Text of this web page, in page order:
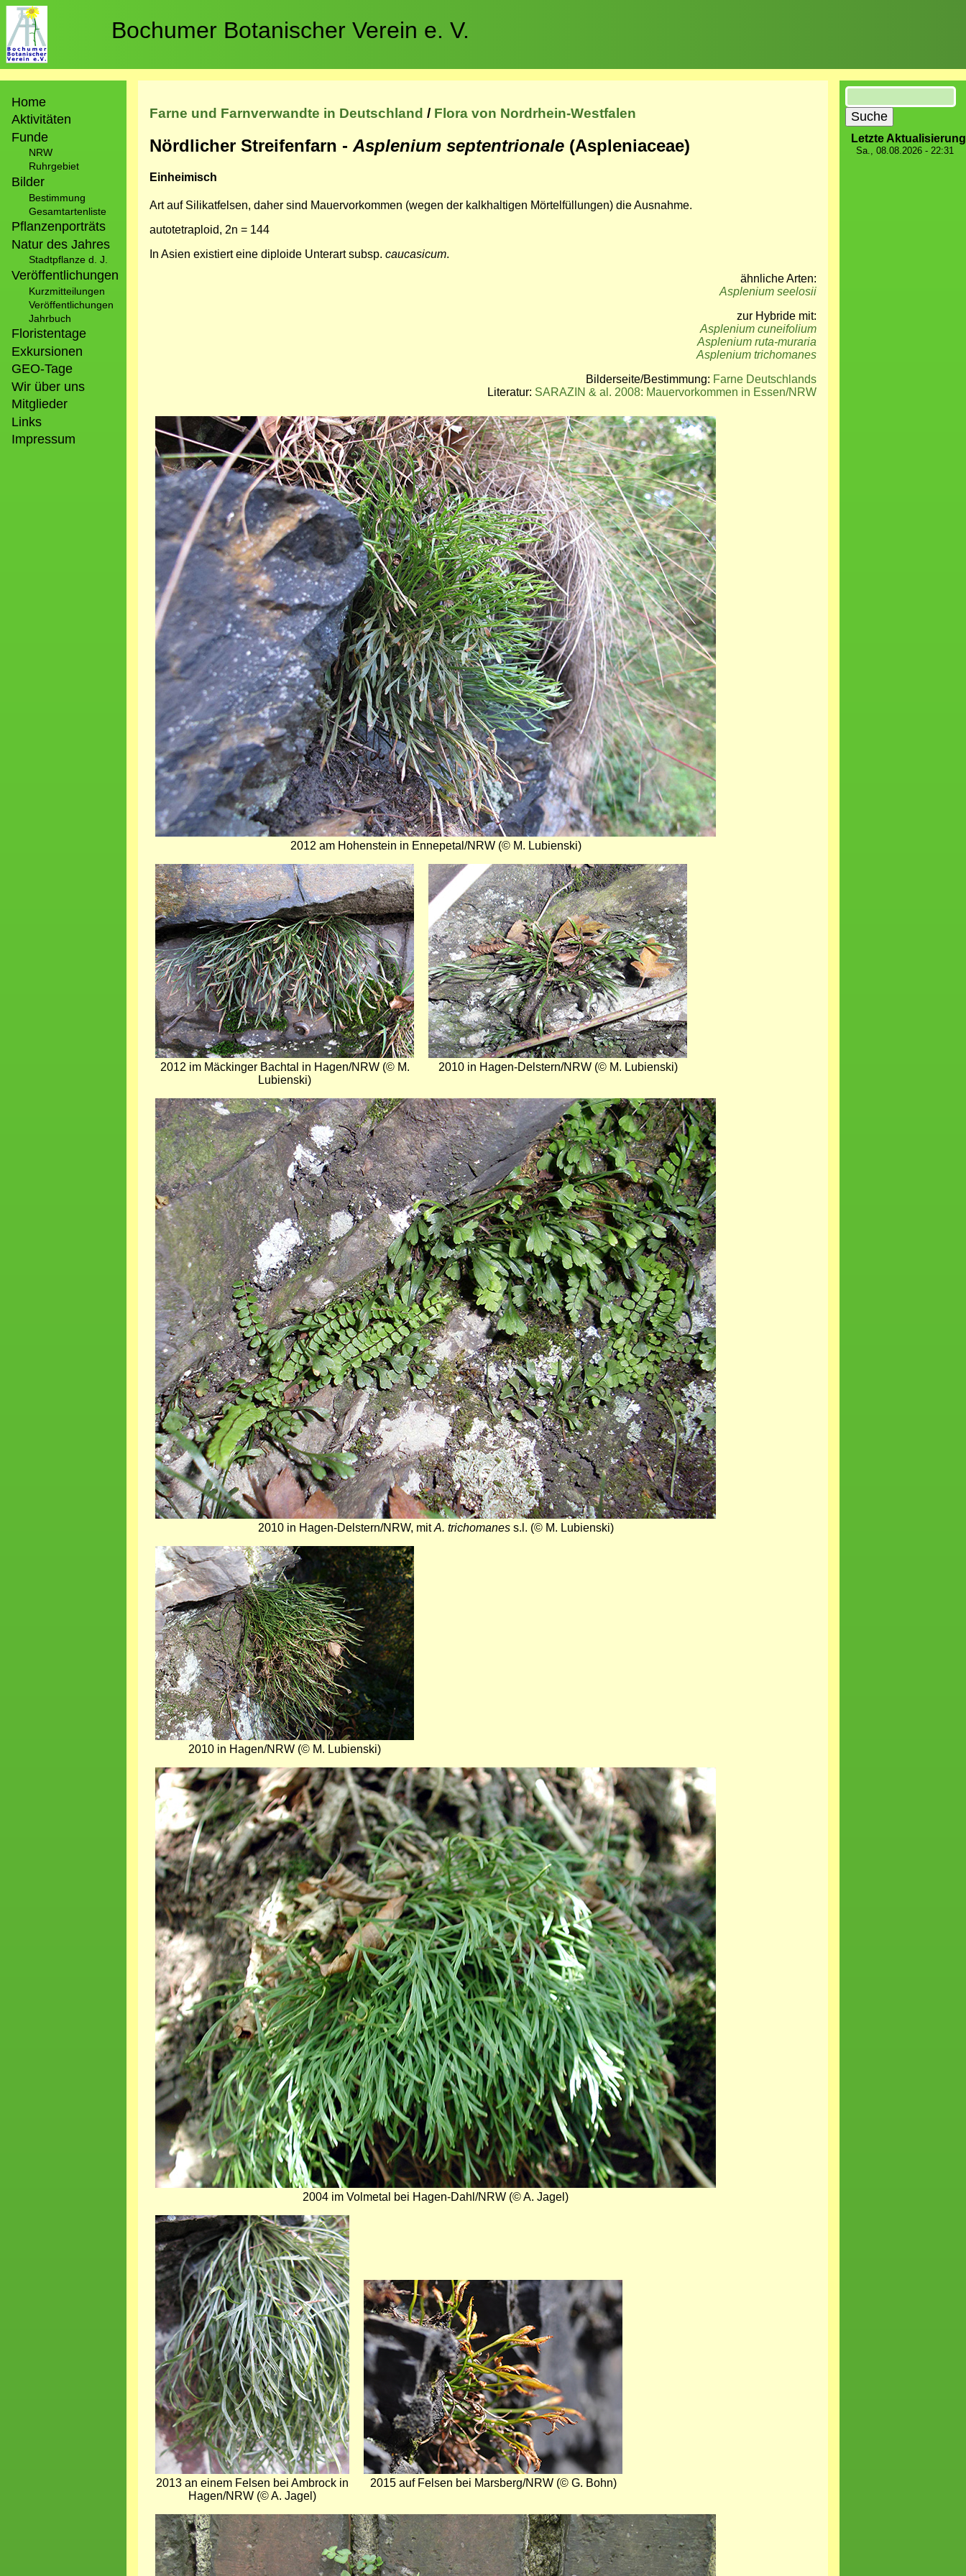
Direkt
zum
Inhalt
Bochumer Botanischer Verein e. V.
Home
Aktivitäten
Funde
NRW
Ruhrgebiet
Bilder
Bestimmung
Gesamtartenliste
Pflanzenporträts
Natur des Jahres
Stadtpflanze d. J.
Veröffentlichungen
Kurzmitteilungen
Veröffentlichungen
Jahrbuch
Floristentage
Exkursionen
GEO-Tage
Wir über uns
Mitglieder
Links
Impressum
Farne und Farnverwandte in Deutschland / Flora von Nordrhein-Westfalen
Nördlicher Streifenfarn - Asplenium septentrionale (Aspleniaceae)
Einheimisch
Art auf Silikatfelsen, daher sind Mauervorkommen (wegen der kalkhaltigen Mörtelfüllungen) die Ausnahme.
autotetraploid, 2n = 144
In Asien existiert eine diploide Unterart subsp. caucasicum.
ähnliche Arten:
Asplenium seelosii
zur Hybride mit:
Asplenium cuneifolium
Asplenium ruta-muraria
Asplenium trichomanes
Bilderseite/Bestimmung: Farne Deutschlands
Literatur: SARAZIN & al. 2008: Mauervorkommen in Essen/NRW
Bild
2012 am Hohenstein in Ennepetal/NRW (© M. Lubienski)
Bild
2012 im Mäckinger Bachtal in Hagen/NRW (© M.
Lubienski)
Bild
2010 in Hagen-Delstern/NRW (© M. Lubienski)
Bild
2010 in Hagen-Delstern/NRW, mitA. trichomaness.l. (© M. Lubienski)
Bild
2010 in Hagen/NRW (© M. Lubienski)
Bild
2004 im Volmetal bei Hagen-Dahl/NRW (© A. Jagel)
Bild
2013 an einem Felsen bei Ambrock in
Hagen/NRW (© A. Jagel)
Bild
2015 auf Felsen bei Marsberg/NRW (© G. Bohn)
Bild
Suche
Letzte Aktualisierung
Sa., 08.08.2026 - 22:31